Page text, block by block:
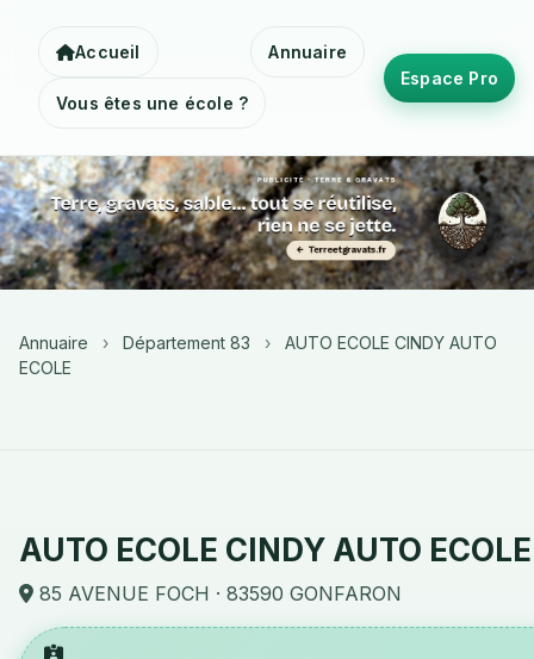
Accueil Annuaire
Vous êtes une école ?
Espace Pro
Annuaire › Département 83 ›
AUTO ECOLE CINDY AUTO
ECOLE
AUTO ECOLE CINDY AUTO ECOLE
85 AVENUE FOCH · 83590 GONFARON